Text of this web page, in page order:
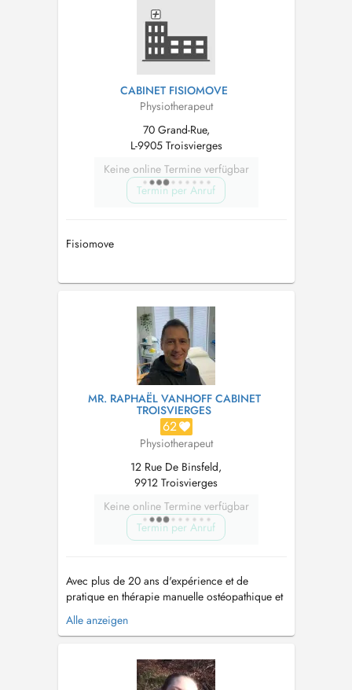
CABINET FISIOMOVE
Physiotherapeut
70 Grand-Rue,
L-9905 Troisvierges
Keine online Termine verfügbar
Termin per Anruf
Fisiomove
MR. RAPHAËL VANHOFF CABINET
TROISVIERGES
62
Physiotherapeut
12 Rue De Binsfeld,
9912 Troisvierges
Keine online Termine verfügbar
Termin per Anruf
Avec plus de 20 ans d'expérience et de
pratique en thérapie manuelle ostéopathique et
en chaînes physiologiques, Raphaël vous
propose une prise en charge individualisée et
Alle anzeigen